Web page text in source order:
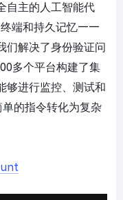
自主的人工智能代
终端和持久记忆——
们解决了身份验证问
多个平台构建了集
够进行监控、测试和
的指令转化为复杂